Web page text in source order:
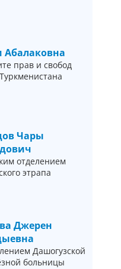
прав и свобод
Чары
отделением
этрапа
Джерен
Дашогузской
больницы